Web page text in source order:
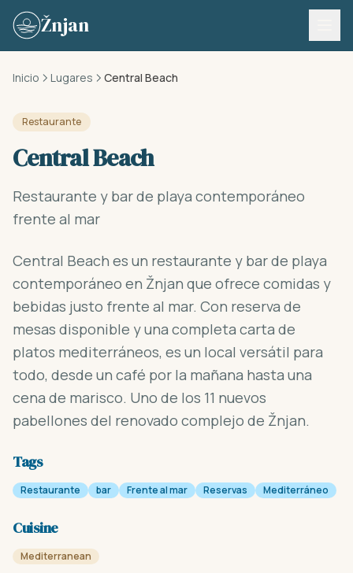
Skip to content
Žnjan
Inicio Lugares Central Beach
Restaurante
Central Beach
Restaurante y bar de playa contemporáneo
frente al mar
Central Beach es un restaurante y bar de playa
contemporáneo en Žnjan que ofrece comidas y
bebidas justo frente al mar. Con reserva de
mesas disponible y una completa carta de
platos mediterráneos, es un local versátil para
todo, desde un café por la mañana hasta una
cena de marisco. Uno de los 11 nuevos
pabellones del renovado complejo de Žnjan.
Tags
Restaurante bar Frente al mar Reservas Mediterráneo
Cuisine
Mediterranean